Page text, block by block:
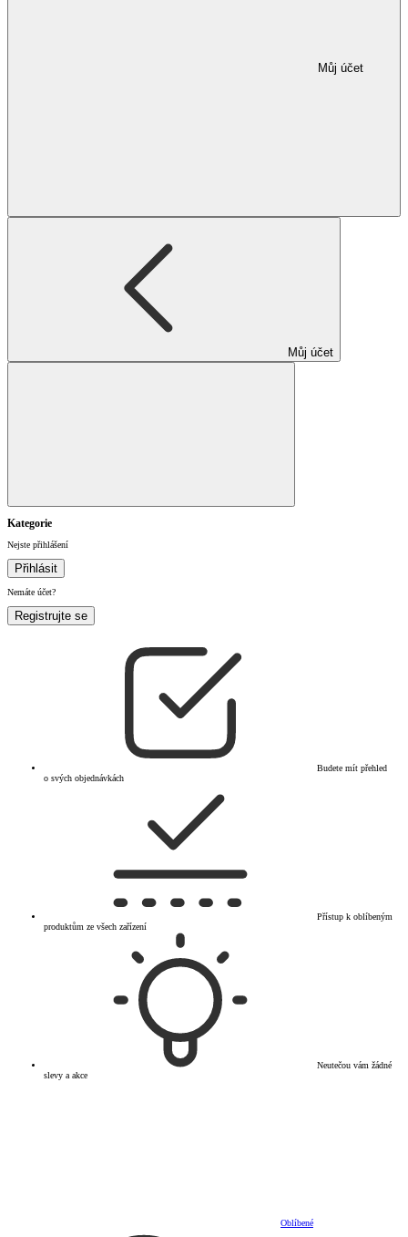
Můj účet
Můj účet
Kategorie
Nejste přihlášení
Přihlásit
Nemáte účet?
Registrujte se
Budete mít přehled
o svých objednávkách
Přístup k oblíbeným
produktům ze všech zařízení
Neutečou vám žádné
slevy a akce
Oblíbené